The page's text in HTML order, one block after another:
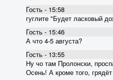
Гость - 15:58
гуглите "Будет ласковый
Гость - 15:46
А что 4-5 августа?
Гость - 13:55
Ну чо там Пролонски,
Осень! А кроме того,